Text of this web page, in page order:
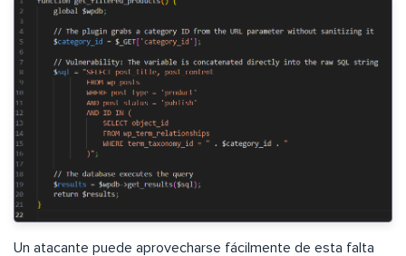
Un atacante puede aprovecharse fácilmente de esta falta